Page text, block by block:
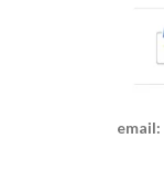
email: